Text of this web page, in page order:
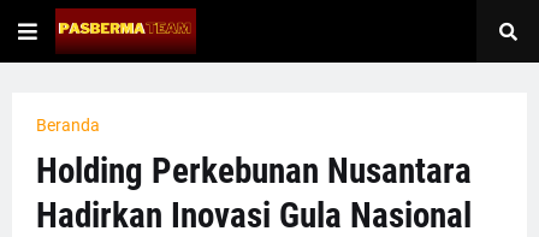
Beranda
Holding Perkebunan Nusantara
Hadirkan Inovasi Gula Nasional